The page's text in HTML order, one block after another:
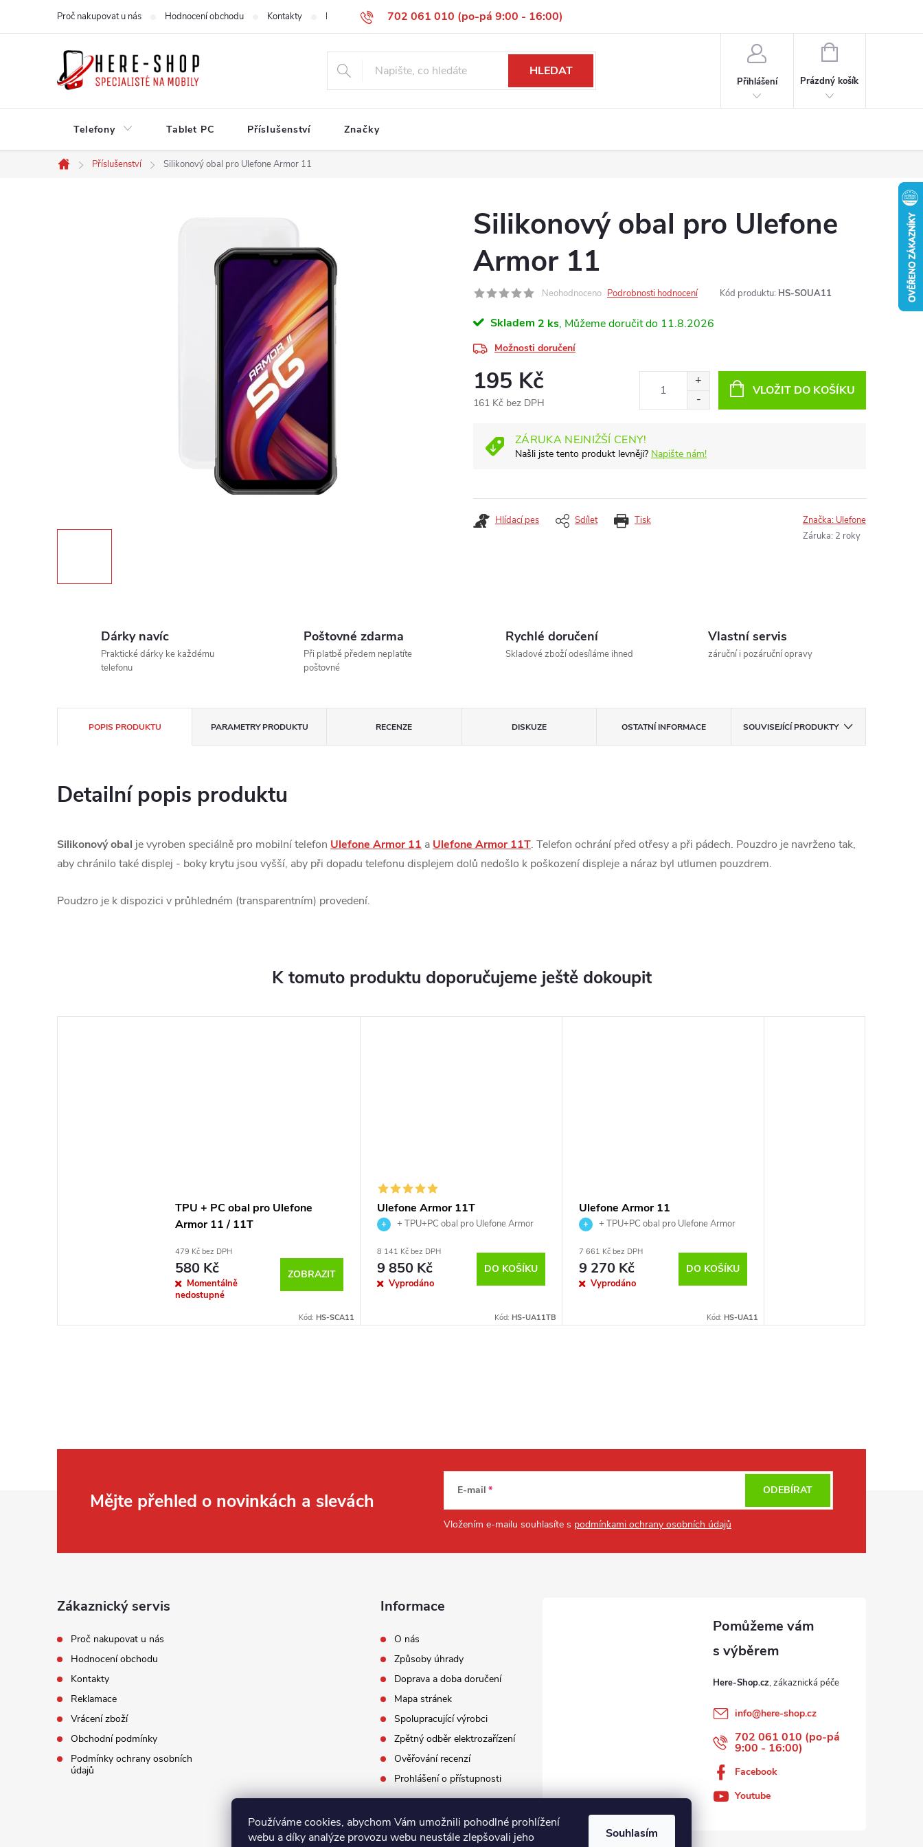
Používáme cookies, abychom Vám umožnili pohodlné prohlížení
webu a díky analýze provozu webu neustále zlepšovali jeho
Souhlasím
702 061 010 (po-pá 9:00 - 16:00)
Proč nakupovat u nás Hodnocení obchodu Kontakty Reklamace Vrácení zboží Obchodní podmínky
HLEDAT
Přihlášení
NÁKUPNÍ
Prázdný košík
Telefony Tablet PC Příslušenství Značky
Domů
Příslušenství Silikonový obal pro Ulefone Armor 11
Silikonový obal pro Ulefone
Armor 11
Neohodnoceno Podrobnosti hodnocení Kód produktu: HS-SOUA11
Skladem 2 ks 11.8.2026
Možnosti doručení
195 Kč
161 Kč bez DPH
VLOŽIT DO KOŠÍKU
ZÁRUKA NEJNIŽŠÍ CENY!
Našli jste tento produkt levněji? Napište nám!
Tisk
Hlídací pes Sdílet Značka: Ulefone
Záruka: 2 roky
Dárky navíc
Praktické dárky ke každému
telefonu
Poštovné zdarma
Při platbě předem neplatíte
poštovné
Rychlé doručení
Skladové zboží odesíláme ihned
Vlastní servis
záruční i pozáruční opravy
POPIS PRODUKTU PARAMETRY PRODUKTU RECENZE DISKUZE OSTATNÍ INFORMACE SOUVISEJÍCÍ PRODUKTY
Detailní popis produktu
Silikonový obal je vyroben speciálně pro mobilní telefon Ulefone Armor 11 a Ulefone Armor 11T. Telefon ochrání před otřesy a při pádech. Pouzdro je navrženo tak,
aby chránilo také displej - boky krytu jsou vyšší, aby při dopadu telefonu displejem dolů nedošlo k poškození displeje a náraz byl utlumen pouzdrem.
Poudzro je k dispozici v průhledném (transparentním) provedení.
K tomuto produktu doporučujeme ještě dokoupit
TPU + PC obal pro Ulefone
Armor 11 / 11T
479 Kč bez DPH
580 Kč
Momentálně
nedostupné
ZOBRAZIT
Kód: HS-SCA11
Ulefone Armor 11T
+ TPU+PC obal pro Ulefone Armor
8 141 Kč bez DPH
9 850 Kč
Vyprodáno
DO KOŠÍKU
Kód: HS-UA11TB
Ulefone Armor 11
+ TPU+PC obal pro Ulefone Armor
7 661 Kč bez DPH
9 270 Kč
Vyprodáno
DO KOŠÍKU
Kód: HS-UA11
Mějte přehled o novinkách a slevách E-mail
Vložením e-mailu souhlasíte s podmínkami ochrany osobních údajů
ODEBÍRAT
Zákaznický servis
Proč nakupovat u nás
Hodnocení obchodu
Kontakty
Reklamace
Vrácení zboží
Obchodní podmínky
Podmínky ochrany osobních
údajů
Informace
O nás
Způsoby úhrady
Doprava a doba doručení
Mapa stránek
Spolupracující výrobci
Zpětný odběr elektrozařízení
Ověřování recenzí
Prohlášení o přístupnosti
Here-Shop.cz
info@here-shop.cz
702 061 010 (po-pá
9:00 - 16:00)
Facebook
Youtube